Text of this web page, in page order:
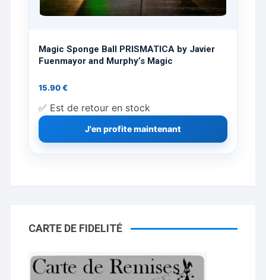
Magic Sponge Ball PRISMATICA by Javier
Fuenmayor and Murphy’s Magic
15.90€
✅ Est de retour en stock
J'en profite maintenant
CARTE DE FIDELITÉ